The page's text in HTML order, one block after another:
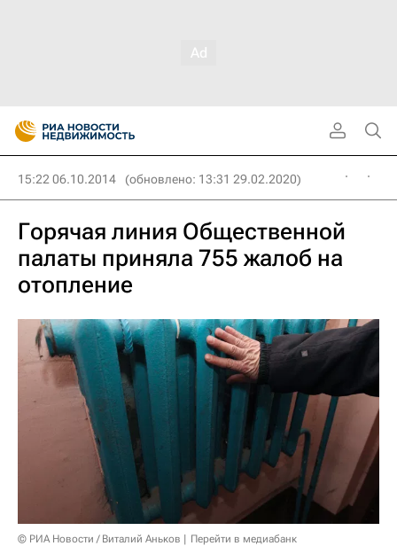
15:22 06.10.2014 (обновлено: 13:31 29.02.2020)
Горячая линия Общественной
палаты приняла 755 жалоб на
отопление
© РИА Новости / Виталий Аньков Перейти в медиабанк